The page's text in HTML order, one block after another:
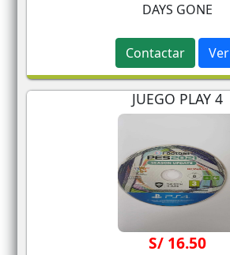
DAYS GONE
Contactar Ver
JUEGO PLAY 4
S/ 16.50